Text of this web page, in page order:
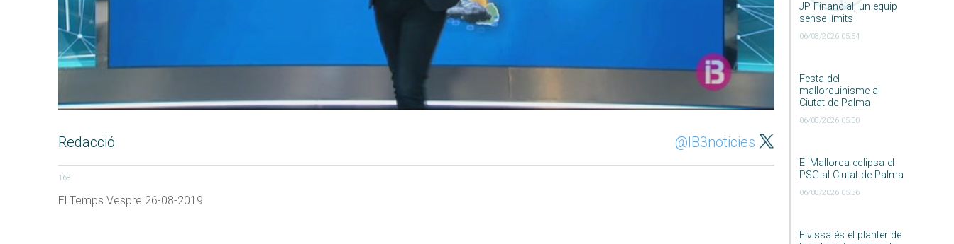
JP Financial, un equip
sense límits
06/08/2026 05:54
Festa del
mallorquinisme al
Ciutat de Palma
06/08/2026 05:50
El Mallorca eclipsa el
PSG al Ciutat de Palma
06/08/2026 05:36
Eivissa és el planter de
Redacció @IB3noticies
168
El Temps Vespre 26-08-2019